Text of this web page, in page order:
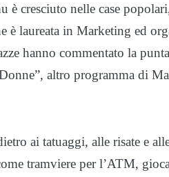
è cresciuto nelle case
laureata in Marketing ed
hanno commentato la
altro programma di
ai tatuaggi, alle risate e
tramviere per l’ATM,